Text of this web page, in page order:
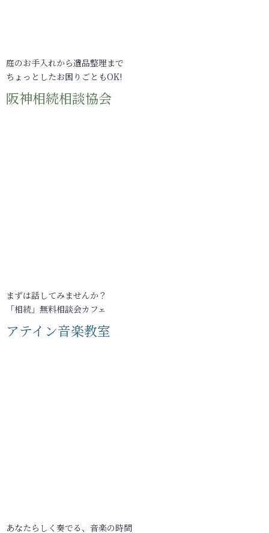
庭のお手入れから遺品整理まで
ちょっとしたお困りごともOK!
阪神相続相談協会
まずは話してみませんか？
「相続」無料相談会カフェ
アテイン音楽教室
あなたらしく奏でる、音楽の時間